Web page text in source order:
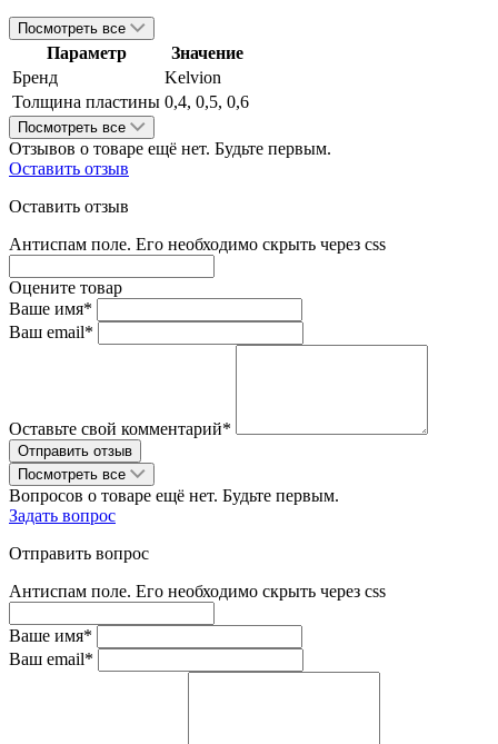
Посмотреть все
Параметр
Значение
Бренд
Kelvion
Толщина пластины 0,4, 0,5, 0,6
Посмотреть все
Отзывов о товаре ещё нет. Будьте первым.
Оставить отзыв
Оставить отзыв
Антиспам поле. Его необходимо скрыть через css
Оцените товар
Ваше имя*
Ваш email*
Оставьте свой комментарий*
Посмотреть все
Вопросов о товаре ещё нет. Будьте первым.
Задать вопрос
Отправить вопрос
Антиспам поле. Его необходимо скрыть через css
Ваше имя*
Ваш email*